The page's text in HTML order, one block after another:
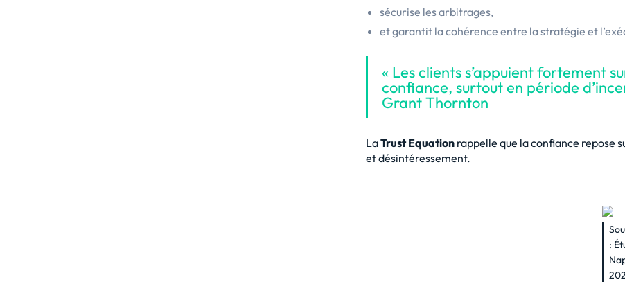
sécurise les arbitrages,
et garantit la cohérence entre la stratégie et
« Les clients s’appuient fortement
confiance, surtout en période
Grant Thornton
LaTrust Equation rappelle que la confiance repose
et désintéressement.
: